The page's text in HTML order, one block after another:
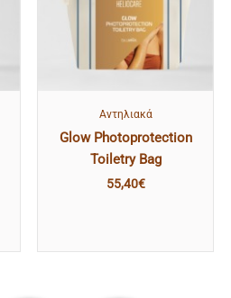
Αντηλιακά
Glow Photoprotection
Toiletry Bag
55,40€